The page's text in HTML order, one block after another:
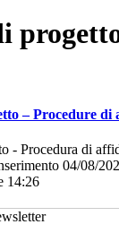
– Procedure di
- Procedura di
04/08/
14:26